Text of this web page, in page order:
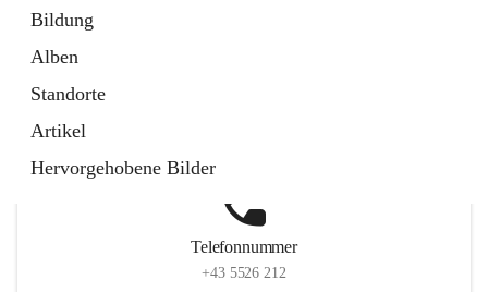
Bildung
Alben
Standorte
Artikel
Hervorgehobene Bilder
Telefonnummer
+43 5526 212